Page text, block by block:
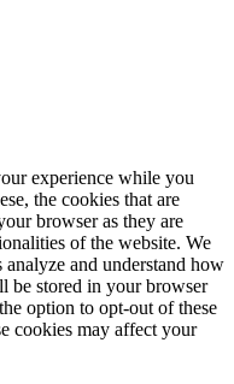
experience while you
the cookies that are
browser as they are
of the website. We
and understand how
be stored in your browser
option to opt-out of these
cookies may affect your